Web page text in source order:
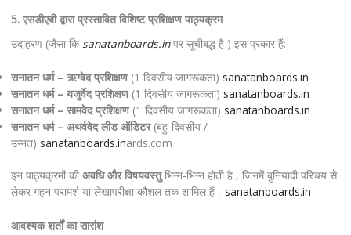
5. एसडीएबी द्वारा प्रस्तावित विशिष्ट प्रशिक्षण पाठ्यक्रम
उदाहरण (जैसा किsanatanboards.inपर सूचीबद्ध है ) इस प्रकार हैं:
सनातन धर्म – ऋग्वेद प्रशिक्षण(1 दिवसीय जागरूकता) sanatanboards.in
सनातन धर्म – यजुर्वेद प्रशिक्षण(1 दिवसीय जागरूकता) sanatanboards.in
सनातन धर्म – सामवेद प्रशिक्षण(1 दिवसीय जागरूकता) sanatanboards.in
सनातन धर्म – अथर्ववेद लीड ऑडिटर(बहु-दिवसीय /
उन्नत) sanatanboards.inards.com
इन पाठ्यक्रमों की अवधि और विषयवस्तुभिन्न-भिन्न होती है , जिनमें बुनियादी परिचय से
लेकर गहन परामर्श या लेखापरीक्षा कौशल तक शामिल हैं। sanatanboards.in
आवश्यक शर्तों का सारांश